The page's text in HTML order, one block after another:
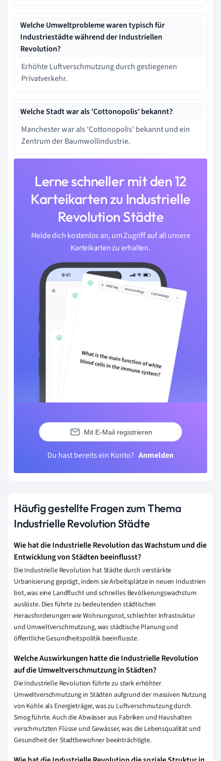
Welche Umweltprobleme waren typisch für
Industriestädte während der Industriellen
Revolution?
Erhöhte Luftverschmutzung durch gestiegenen
Privatverkehr.
Welche Stadt war als 'Cottonopolis' bekannt?
Manchester war als 'Cottonopolis' bekannt und ein
Zentrum der Baumwollindustrie.
Lerne schneller mit den 12
Karteikarten zu Industrielle
Revolution Städte
Melde dich kostenlos an, um Zugriff auf all unsere
Karteikarten zu erhalten.
Mit E-Mail registrieren
Du hast bereits ein Konto? Anmelden
Häufig gestellte Fragen zum Thema
Industrielle Revolution Städte
Wie hat die Industrielle Revolution das Wachstum und die
Entwicklung von Städten beeinflusst?
Die Industrielle Revolution hat Städte durch verstärkte
Urbanisierung geprägt, indem sie Arbeitsplätze in neuen Industrien
bot, was eine Landflucht und schnelles Bevölkerungswachstum
auslöste. Dies führte zu bedeutenden städtischen
Herausforderungen wie Wohnungsnot, schlechter Infrastruktur
und Umweltverschmutzung, was städtische Planung und
öffentliche Gesundheitspolitik beeinflusste.
Welche Auswirkungen hatte die Industrielle Revolution
auf die Umweltverschmutzung in Städten?
Die Industrielle Revolution führte zu stark erhöhter
Umweltverschmutzung in Städten aufgrund der massiven Nutzung
von Kohle als Energieträger, was zu Luftverschmutzung durch
Smog führte. Auch die Abwässer aus Fabriken und Haushalten
verschmutzten Flüsse und Gewässer, was die Lebensqualität und
Gesundheit der Stadtbewohner beeinträchtigte.